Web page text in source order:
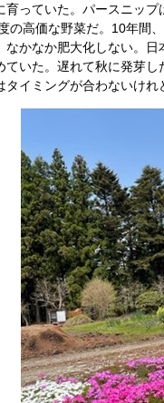
育っていた。パースニッ
の高価な野菜だ。10年間
なかなか肥大化しない。
ていた。遅れて秋に発芽
タイミングが合わないけれ